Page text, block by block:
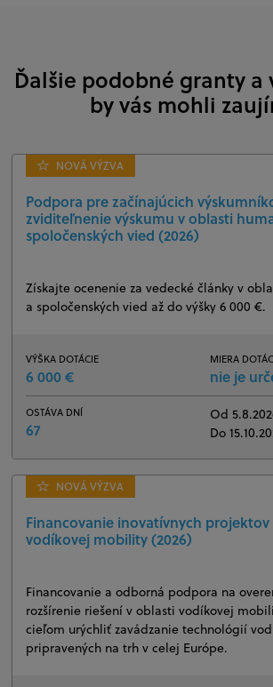
Ďalšie podobné granty a
by vás mohli
NOVÁ VÝZVA
Podpora pre začínajúcich
zviditeľnenie výskumu v oblasti
spoločenských vied (2026)
Získajte ocenenie za vedecké články v
a spoločenských vied až do výšky 6 000 €.
VÝŠKA DOTÁCIE
6 000 €
MIERA
nie je
OSTÁVA DNÍ
67
Od
Do
NOVÁ VÝZVA
Financovanie inovatívnych projektov
vodíkovej mobility (2026)
Financovanie a odborná podpora na
rozšírenie riešení v oblasti vodíkovej
cieľom urýchliť zavádzanie technológií
pripravených na trh v celej Európe.